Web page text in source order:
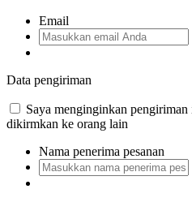
Email
Data pengiriman
Saya menginginkan
dikirmkan ke orang lain
Nama penerima pesanan